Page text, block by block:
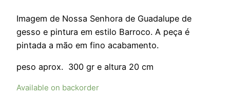
Imagem de Nossa Senhora de Guadalupe de
gesso e pintura em estilo Barroco. A peça é
pintada a mão em fino acabamento.
peso aprox. 300 gr e altura 20 cm
Available on backorder